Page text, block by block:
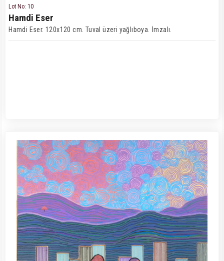
Lot No: 10
Hamdi Eser
Hamdi Eser. 120x120 cm. Tuval üzeri yağlıboya. İmzalı.